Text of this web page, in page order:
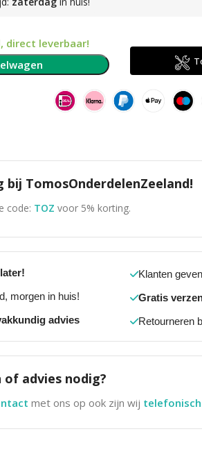
direct leverbaar!
bij TomosOnderdelenZeeland!
code: TOZ voor 5% korting.
morgen in huis!
advies
Klanten
Gratis
Retourneren
of advies nodig?
met ons op ook zijn wij telefonisch